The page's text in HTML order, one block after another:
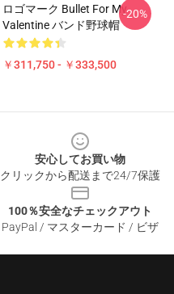
ロゴマーク Bullet For My
Valentine バンド野球帽
￥311,750 - ￥333,500
-20%
安心してお買い物
クリックから配送まで24/7保護
100％安全なチェックアウト
PayPal / マスターカード / ビザ